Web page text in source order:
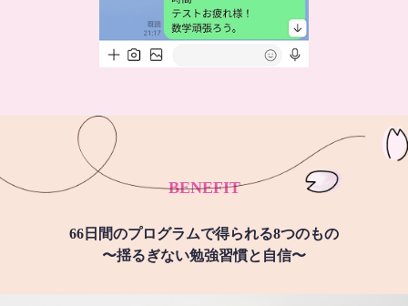
BENEFIT
66日間のプログラムで得られる8つのもの
〜揺るぎない勉強習慣と自信〜